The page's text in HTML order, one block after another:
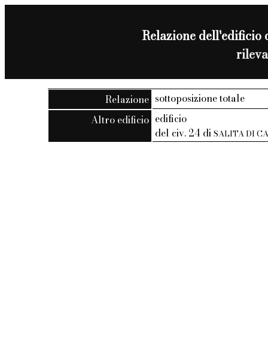
Relazione dell'edificio
Relazione sottoposizione totale
Altro edificio edificio
del civ. 24 diSALITA DI